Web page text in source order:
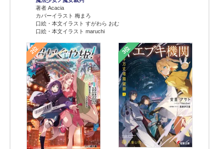
著者 Acacia
カバーイラスト 梅まろ
口絵・本文イラスト すがわら おむ
口絵・本文イラスト maruchi
2位 3位